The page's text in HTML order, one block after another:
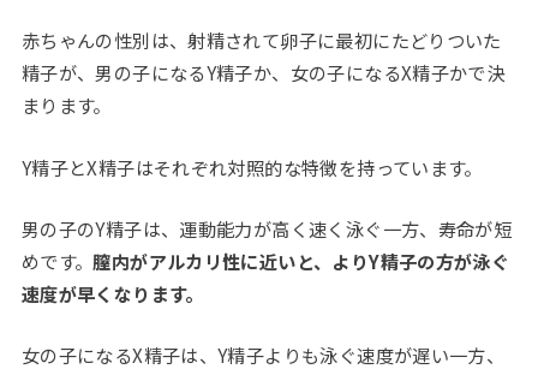
赤ちゃんの性別は、射精されて卵子に最初にたどりついた
精子が、男の子になるY精子か、女の子になるX精子かで決
まります。
Y精子とX精子はそれぞれ対照的な特徴を持っています。
男の子のY精子は、運動能力が高く速く泳ぐ一方、寿命が短
めです。膣内がアルカリ性に近いと、よりY精子の方が泳ぐ
速度が早くなります。
女の子になるX精子は、Y精子よりも泳ぐ速度が遅い一方、